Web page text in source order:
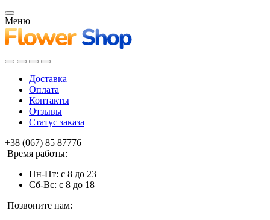
Меню
Доставка
Оплата
Контакты
Отзывы
Статус заказа
+38 (067) 85 87776
Время работы:
Пн-Пт: с 8 до 23
Сб-Вс: с 8 до 18
Позвоните нам: